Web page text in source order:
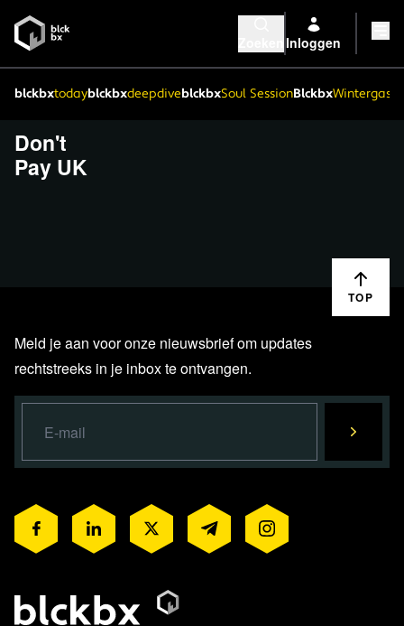
Inloggen
blckbxtodayblckbxdeepdiveblckbxSoul SessionBlckbx
Don't
Pay UK
TOP
Meld je aan voor onze nieuwsbrief om updates
rechtstreeks in je inbox te ontvangen.